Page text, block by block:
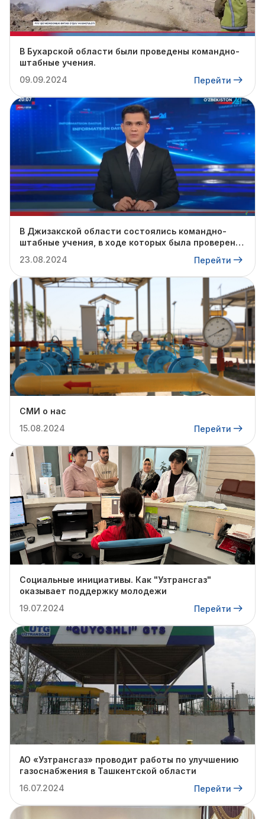
В Бухарской области были проведены командно-
штабные учения.
09.09.2024
Перейти
В Джизакской области состоялись командно-
штабные учения, в ходе которых была проверена
осенне-зимнему сезону.
23.08.2024 Перейти
СМИ о нас
15.08.2024
Перейти
Социальные инициативы. Как "Узтрансгаз"
оказывает поддержку молодежи
19.07.2024
Перейти
АО «Узтрансгаз» проводит работы по улучшению
газоснабжения в Ташкентской области
16.07.2024
Перейти